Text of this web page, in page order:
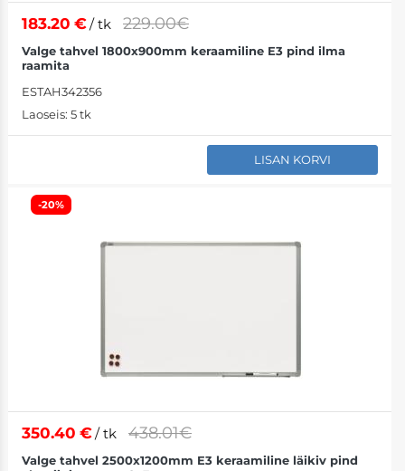
183.20 €/ tk 229.00€
Valge tahvel 1800x900mm keraamiline E3 pind ilma
raamita
ESTAH342356
Laoseis: 5 tk
LISAN KORVI
-20%
350.40 €/ tk 438.01€
Valge tahvel 2500x1200mm E3 keraamiline läikiv pind